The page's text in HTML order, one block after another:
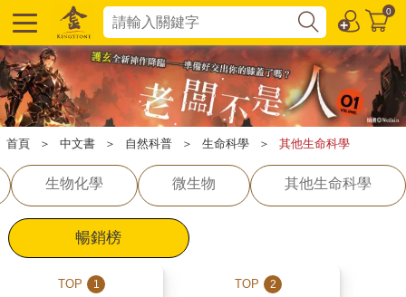
0
首頁 ＞ 中文書 ＞ 自然科普 ＞ 生命科學 ＞ 其他生命科學
生物化學 微生物 其他生命科學
暢銷榜
TOP 1 TOP 2